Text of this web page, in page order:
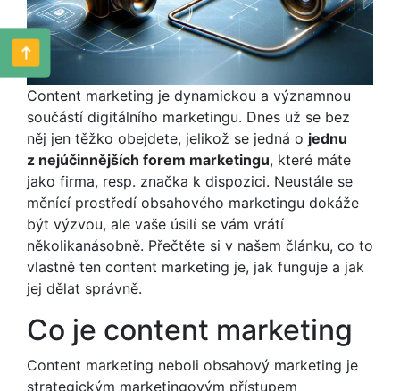
Content marketing je dynamickou a významnou
součástí digitálního marketingu. Dnes už se bez
něj jen těžko obejdete, jelikož se jedná o jednu
z nejúčinnějších forem marketingu, které máte
jako firma, resp. značka k dispozici. Neustále se
měnící prostředí obsahového marketingu dokáže
být výzvou, ale vaše úsilí se vám vrátí
několikanásobně. Přečtěte si v našem článku, co to
vlastně ten content marketing je, jak funguje a jak
jej dělat správně.
Co je content marketing
Content marketing neboli obsahový marketing je
strategickým marketingovým přístupem